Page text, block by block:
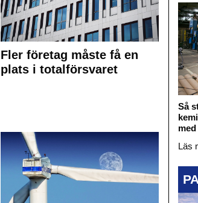
Fler företag måste få en
plats i totalförsvaret
Så
Läs